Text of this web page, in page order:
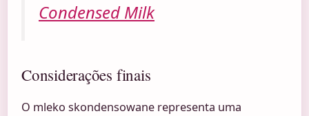
Condensed Milk
Considerações finais
O mleko skondensowane representa uma